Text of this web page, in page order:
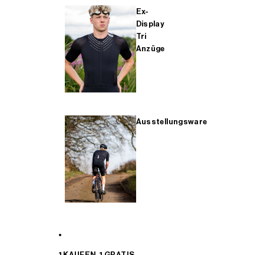
Ex-
Display
Tri
Anzüge
Ausstellungsware